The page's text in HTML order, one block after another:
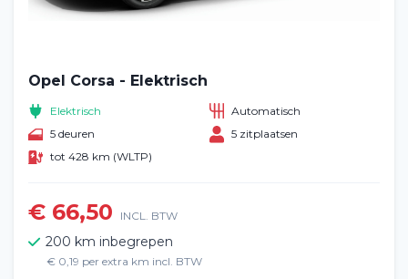
Home
Voertuig huren
Over ons
Opel Corsa - Elektrisch
Elektrisch
Automatisch
5 deuren
5 zitplaatsen
tot 428 km (WLTP)
€ 66,50 INCL. BTW
200 km inbegrepen
€ 0,19 per extra km incl. BTW